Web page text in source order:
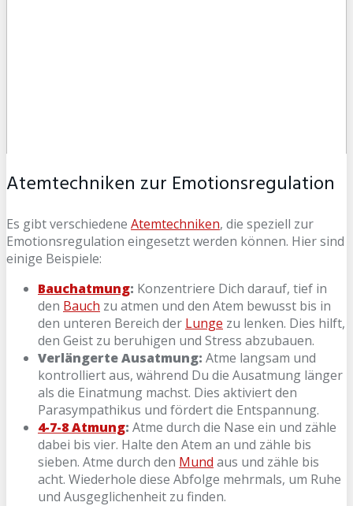
Atemtechniken zur Emotionsregulation
Es gibt verschiedene Atemtechniken, die speziell zur
Emotionsregulation eingesetzt werden können. Hier sind
einige Beispiele:
Bauchatmung: Konzentriere Dich darauf, tief in
den Bauch zu atmen und den Atem bewusst bis in
den unteren Bereich der Lunge zu lenken. Dies hilft,
den Geist zu beruhigen und Stress abzubauen.
Verlängerte Ausatmung: Atme langsam und
kontrolliert aus, während Du die Ausatmung länger
als die Einatmung machst. Dies aktiviert den
Parasympathikus und fördert die Entspannung.
4-7-8 Atmung: Atme durch die Nase ein und zähle
dabei bis vier. Halte den Atem an und zähle bis
sieben. Atme durch den Mund aus und zähle bis
acht. Wiederhole diese Abfolge mehrmals, um Ruhe
und Ausgeglichenheit zu finden.